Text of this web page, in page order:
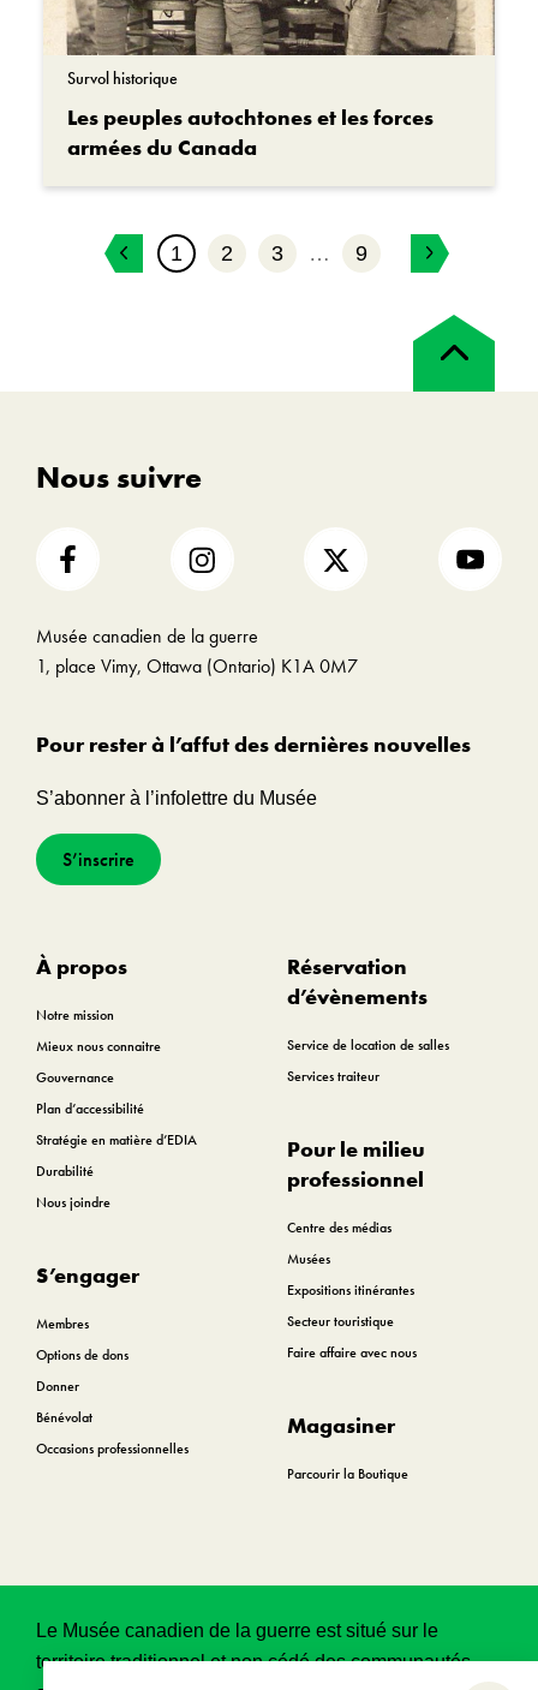
Survol historique
Les peuples autochtones et les forces
armées du Canada
1 2 3 … 9
Retour
Nous suivre
Musée canadien de la guerre
1, place Vimy, Ottawa (Ontario) K1A 0M7
Pour rester à l’affut des dernières nouvelles
S’abonner à l’infolettre du Musée
S’inscrire
À propos
Notre mission
Mieux nous connaitre
Gouvernance
Plan d’accessibilité
Stratégie en matière d’EDIA
Durabilité
Nous joindre
S’engager
Membres
Options de dons
Donner
Bénévolat
Occasions professionnelles
Réservation
d’évènements
Service de location de salles
Services traiteur
Pour le milieu
professionnel
Centre des médias
Musées
Expositions itinérantes
Secteur touristique
Faire affaire avec nous
Magasiner
Parcourir la Boutique
Le Musée canadien de la guerre est situé sur le
territoire traditionnel et non cédé des communautés